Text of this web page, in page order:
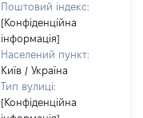
Поштовий індекс:
[Конфіденційна
інформація]
Населений пункт:
Київ / Україна
Тип вулиці:
[Конфіденційна